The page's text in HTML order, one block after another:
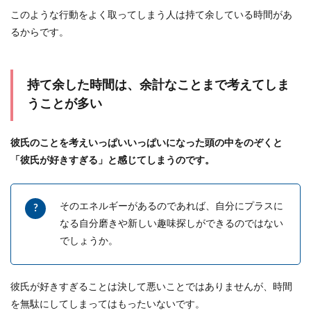
このような行動をよく取ってしまう人は持て余している時間があ
るからです。
持て余した時間は、余計なことまで考えてしま
うことが多い
彼氏のことを考えいっぱいいっぱいになった頭の中をのぞくと
「彼氏が好きすぎる」と感じてしまうのです。
そのエネルギーがあるのであれば、自分にプラスに
なる自分磨きや新しい趣味探しができるのではない
でしょうか。
彼氏が好きすぎることは決して悪いことではありませんが、時間
を無駄にしてしまってはもったいないです。